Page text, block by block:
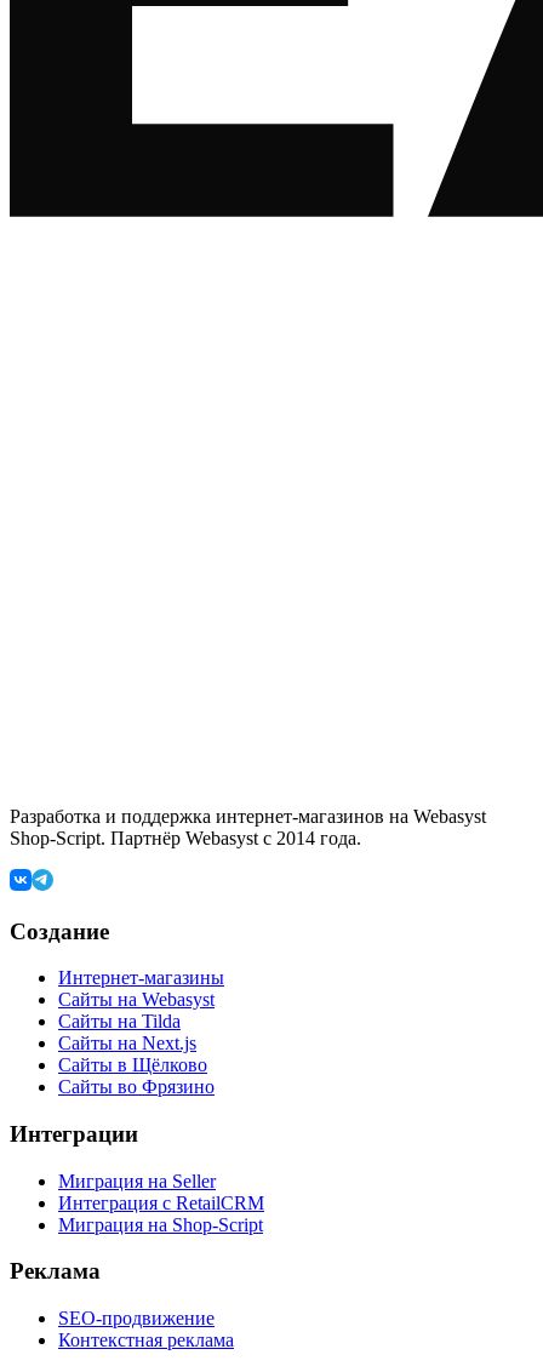
Разработка и поддержка интернет-магазинов на Webasyst
Shop-Script. Партнёр Webasyst с 2014 года.
Создание
Интернет-магазины
Сайты на Webasyst
Сайты на Tilda
Сайты на Next.js
Сайты в Щёлково
Сайты во Фрязино
Интеграции
Миграция на Seller
Интеграция с RetailCRM
Миграция на Shop-Script
Реклама
SEO-продвижение
Контекстная реклама